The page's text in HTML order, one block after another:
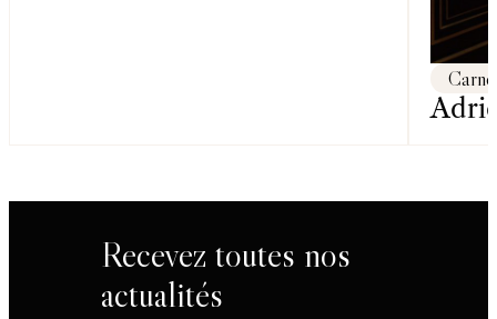
Recevez toutes nos
actualités